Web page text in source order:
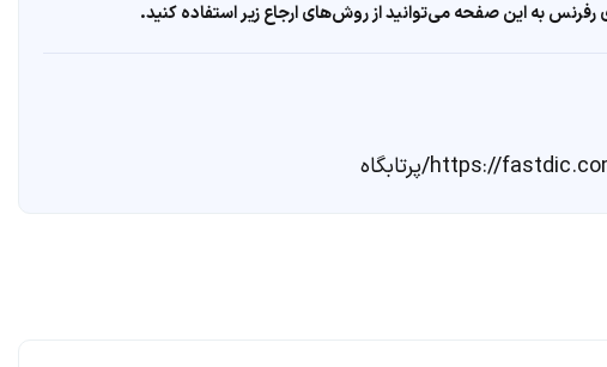
به این صفحه می‌توانید از روش‌های ارجاع زیر استفاده کنید.